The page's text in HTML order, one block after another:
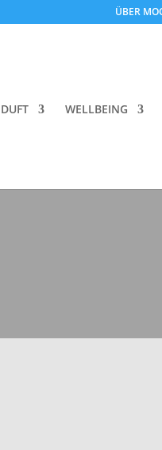
ÜBER
DUFT WELLBEING
The world outside